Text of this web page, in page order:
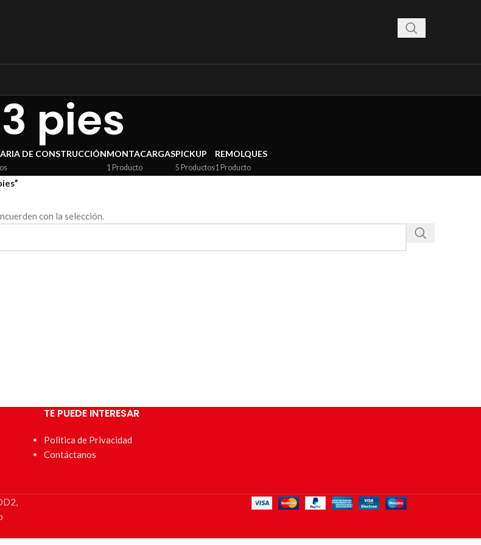
pies
DE CONSTRUCCIÓNMONTACARGAS
1 Producto
PICKUP
5 Productos
REMOLQUES
1 Producto
con la selección.
TE PUEDE INTERESAR
Politica de Privacidad
Contáctanos